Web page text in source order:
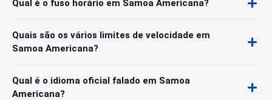
Qual é o fuso horário em Samoa Americana?
Quais são os vários limites de velocidade em
Samoa Americana?
Qual é o idioma oficial falado em Samoa
Americana?